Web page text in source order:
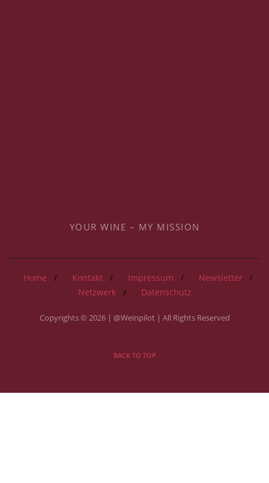
YOUR WINE – MY MISSION
Home Kontakt Impressum
Newsletter
Netzwerk
Datenschutz
Copyrights © 2026 | @Weinpilot | All Rights Reserved
BACK TO TOP